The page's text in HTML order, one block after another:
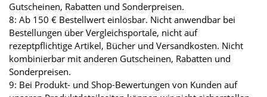
Gutscheinen, Rabatten und Sonderpreisen.
8: Ab 150 € Bestellwert einlösbar. Nicht anwendbar bei
Bestellungen über Vergleichsportale, nicht auf
rezeptpflichtige Artikel, Bücher und Versandkosten. Nicht
kombinierbar mit anderen Gutscheinen, Rabatten und
Sonderpreisen.
9: Bei Produkt- und Shop-Bewertungen von Kunden auf